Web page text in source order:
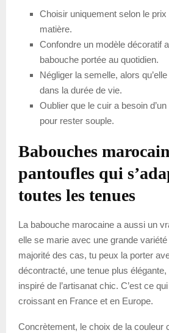
Choisir uniquement selon le
matière.
Confondre un modèle décoratif
babouche portée au quotidien.
Négliger la semelle, alors
dans la durée de vie.
Oublier que le cuir a besoin
pour rester souple.
Babouches
pantoufles qui
toutes les tenues
La babouche marocaine a aussi un
elle se marie avec une grande
majorité des cas, tu peux la porter
décontracté, une tenue plus
inspiré de l’artisanat chic. C’est ce
croissant en France et en Europe.
Concrètement, le choix de la couleur